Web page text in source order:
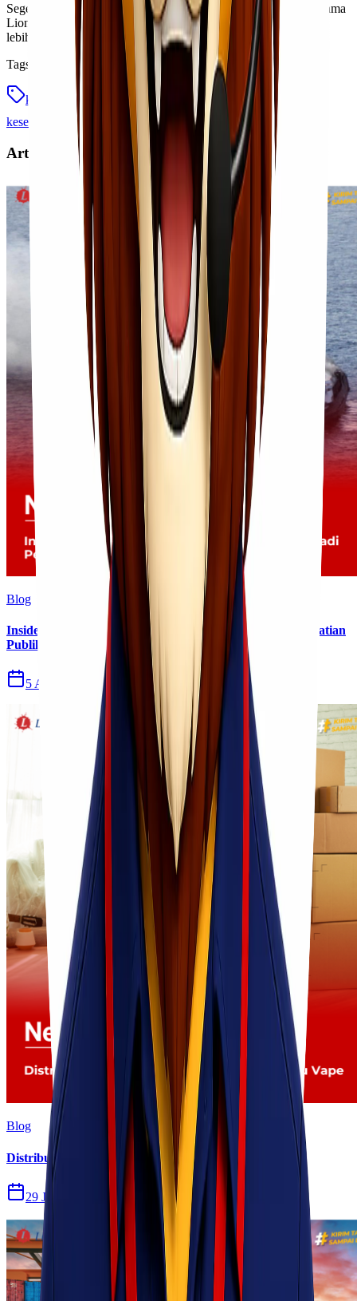
Segera konsultasikan kebutuhan pengiriman alat kesehatan bersama
Lionel Express sekarang juga dan dapatkan layanan cargo yang
lebih aman, cepat, dan terpercaya.
Tags
kirim alat kesehatan lionel express
pengiriman alat
kesehatan
pengiriman jakarta makassar
Artikel Terkait
Blog
Insiden Kebakaran KM Mutiara Sentosa II Menjadi Perhatian
Publik
5 Agu 2026
Blog
Distribusi Pengiriman Rokok Elektronik atau Vape
29 Jul 2026